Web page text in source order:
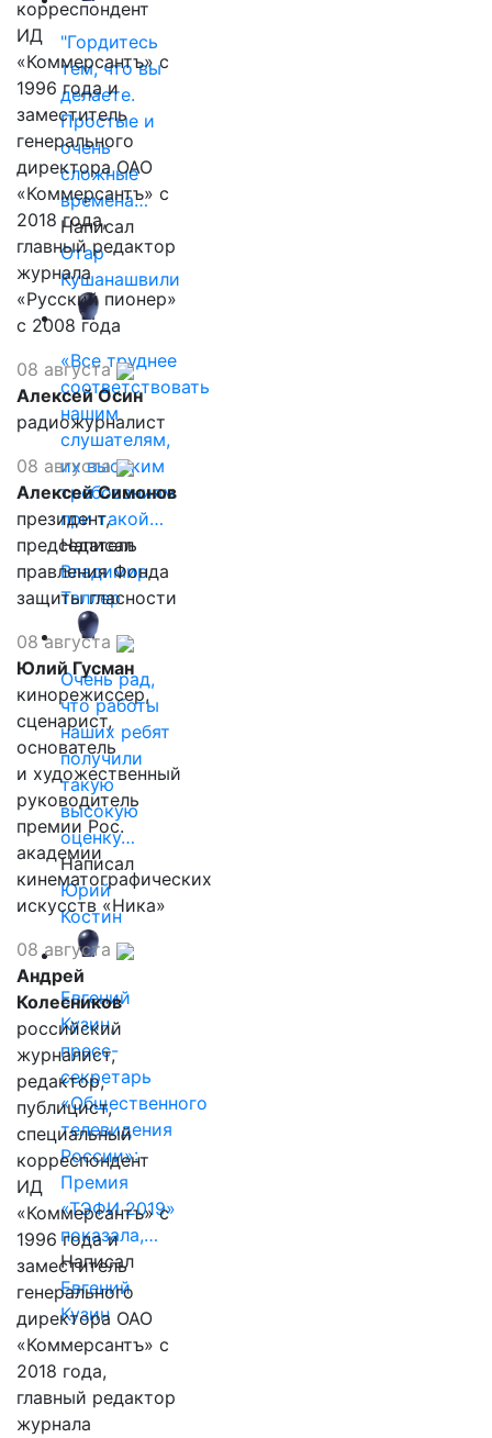
"Гордитесь
тем, что вы
делаете.
Простые и
очень
сложные
времена…
Написал
Отар
Кушанашвили
«Все труднее
соответствовать
нашим
слушателям,
их высоким
требованиям
при такой…
Написал
Владимир
Таллер
Очень рад,
что работы
наших ребят
получили
такую
высокую
оценку…
Написал
Юрий
Костин
Евгений
Кузин,
пресс-
секретарь
«Общественного
телевидения
России»:
Премия
«ТЭФИ 2019»
показала,…
Написал
Евгений
Кузин
корреспондент
ИД
«Коммерсантъ» с
1996 года и
заместитель
генерального
директора ОАО
«Коммерсантъ» с
2018 года,
главный редактор
журнала
«Русский пионер»
с 2008 года
08 августа
Алексей Осин
радиожурналист
08 августа
Алексей Симонов
президент,
председатель
правления Фонда
защиты гласности
08 августа
Юлий Гусман
кинорежиссер,
сценарист,
основатель
и художественный
руководитель
премии Рос.
академии
кинематографических
искусств «Ника»
08 августа
Андрей
Колесников
российский
журналист,
редактор,
публицист,
специальный
корреспондент
ИД
«Коммерсантъ» с
1996 года и
заместитель
генерального
директора ОАО
«Коммерсантъ» с
2018 года,
главный редактор
журнала